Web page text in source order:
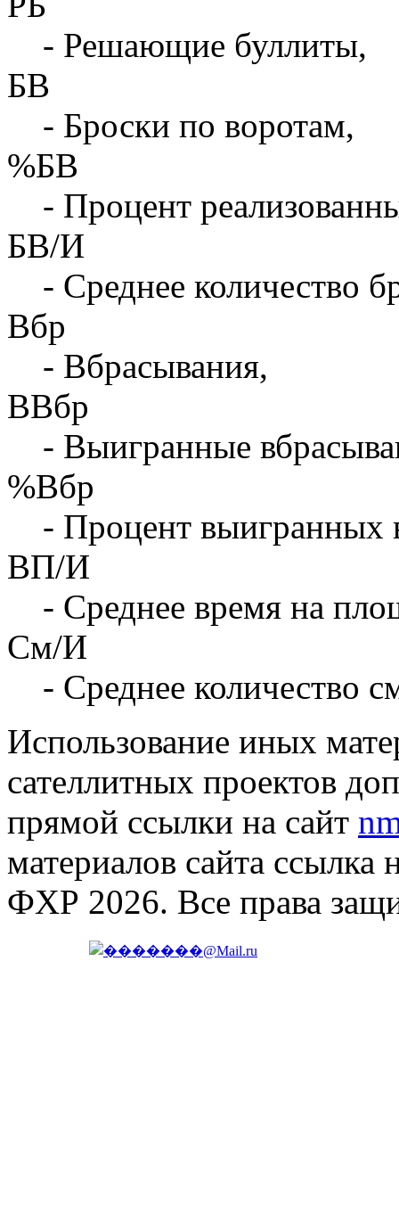
- Решающие буллиты,
БВ
- Броски по воротам,
%БВ
- Процент
БВ/И
- Среднее количество
Вбр
- Вбрасывания,
ВВбр
- Выигранные
%Вбр
- Процент выигранных
ВП/И
- Среднее время на
См/И
- Среднее количество
Использование иных
сателлитных проектов
прямой ссылки на сайт
материалов сайта ссылка
ФХР 2026. Все права